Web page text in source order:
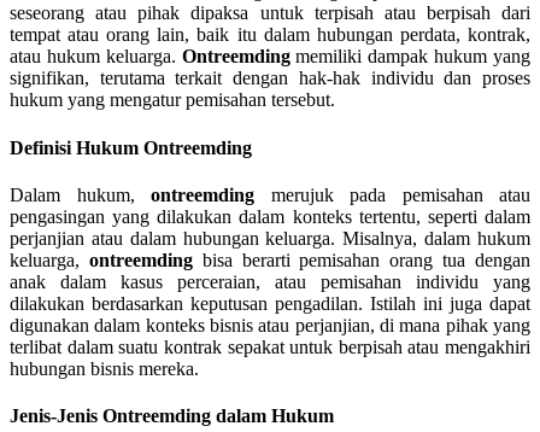
seseorang atau pihak dipaksa untuk terpisah atau berpisah dari
tempat atau orang lain, baik itu dalam hubungan perdata, kontrak,
atau hukum keluarga. Ontreemdingmemiliki dampak hukum yang
signifikan, terutama terkait dengan hak-hak individu dan proses
hukum yang mengatur pemisahan tersebut.
Definisi Hukum Ontreemding
Dalam hukum, ontreemding merujuk pada pemisahan atau
pengasingan yang dilakukan dalam konteks tertentu, seperti dalam
perjanjian atau dalam hubungan keluarga. Misalnya, dalam hukum
keluarga, ontreemdingbisa berarti pemisahan orang tua dengan
anak dalam kasus perceraian, atau pemisahan individu yang
dilakukan berdasarkan keputusan pengadilan. Istilah ini juga dapat
digunakan dalam konteks bisnis atau perjanjian, di mana pihak yang
terlibat dalam suatu kontrak sepakat untuk berpisah atau mengakhiri
hubungan bisnis mereka.
Jenis-Jenis Ontreemding dalam Hukum